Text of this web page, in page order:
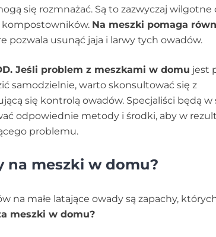
się rozmnażać. Są to zazwyczaj wilgotne
kompostowników. Na meszki pomaga
pozwala usunąć jaja i larwy tych owadów.
Jeśli problem z meszkami w domu jest
samodzielnie, warto skonsultować się z
się kontrolą owadów. Specjaliści będą w
odpowiednie metody i środki, aby w
problemu.
na meszki w domu?
na małe latające owady są zapachy,
meszki w domu?